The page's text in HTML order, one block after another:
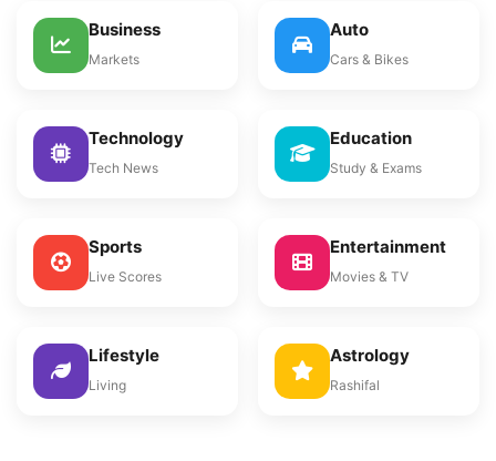
Business
Markets
Auto
Cars & Bikes
Technology
Tech News
Education
Study & Exams
Sports
Live Scores
Entertainment
Movies & TV
Lifestyle
Living
Astrology
Rashifal